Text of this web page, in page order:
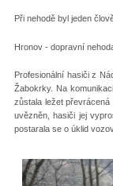
Při nehodě byl jeden
Hronov - dopravní
Profesionální hasiči z
Žabokrky. Na
zůstala ležet
uvězněn, hasiči jej
postarala se o úklid